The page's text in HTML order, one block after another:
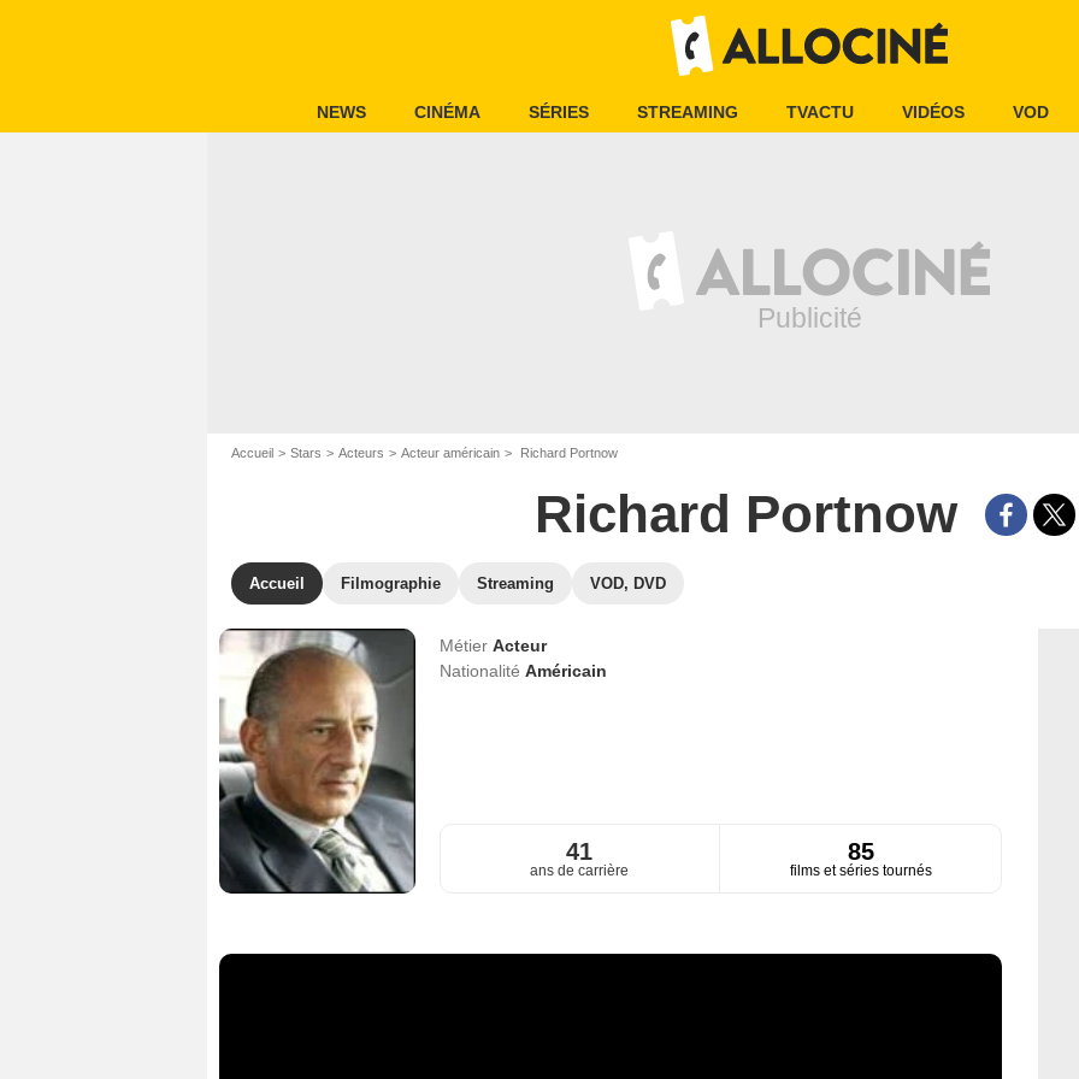
NEWS CINÉMA SÉRIES STREAMING TVACTU VIDÉOS VOD
Accueil Stars Acteurs Acteur américain Richard Portnow
Richard Portnow
Accueil Filmographie Streaming VOD, DVD
Métier Acteur
Nationalité Américain
41
ans de carrière
85
films et séries tournés